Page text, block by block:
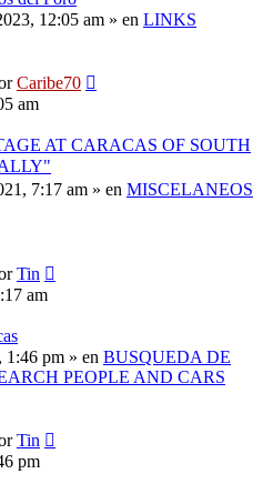
12:05 am » en LINKS
Caribe70
am
AT CARACAS OF SOUTH
7:17 am » en MISCELANEOS
Tin
am
1:46 pm » en BUSQUEDA DE
PEOPLE AND CARS
Tin
pm